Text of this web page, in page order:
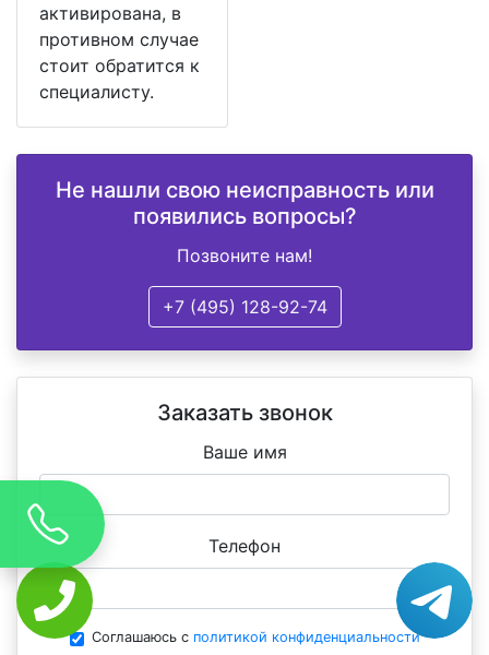
активирована, в
противном случае
стоит обратится к
специалисту.
Не нашли свою неисправность или
появились вопросы?
Позвоните нам!
+7 (495) 128-92-74
Заказать звонок
Ваше имя
Телефон
Соглашаюсь с политикой конфиденциальности